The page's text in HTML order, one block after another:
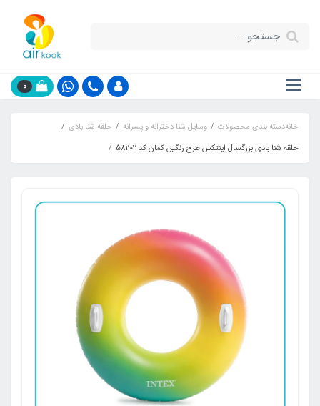
0
خانهدسته بندی محصولات وسایل شنا دخترانه و پسرانه
حلقه شنا بادی
حلقه شنا بادی بزرگسال اینتکس طرح رنگین کمان کد 58202